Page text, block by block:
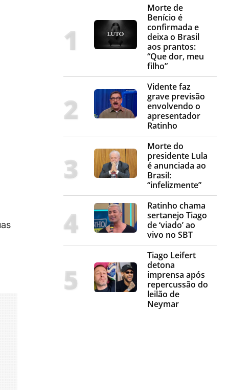
Morte de
Benício é
confirmada e
deixa o Brasil
aos prantos:
“Que dor, meu
filho”
Vidente faz
grave previsão
envolvendo o
apresentador
Ratinho
Morte do
presidente Lula
é anunciada ao
Brasil:
“infelizmente”
Ratinho chama
sertanejo Tiago
de ‘viado’ ao
vivo no SBT
Tiago Leifert
detona
imprensa após
repercussão do
leilão de
Neymar